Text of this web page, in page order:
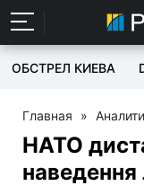
ОБСТРЕЛ КИЕВА
Главная »
НАТО